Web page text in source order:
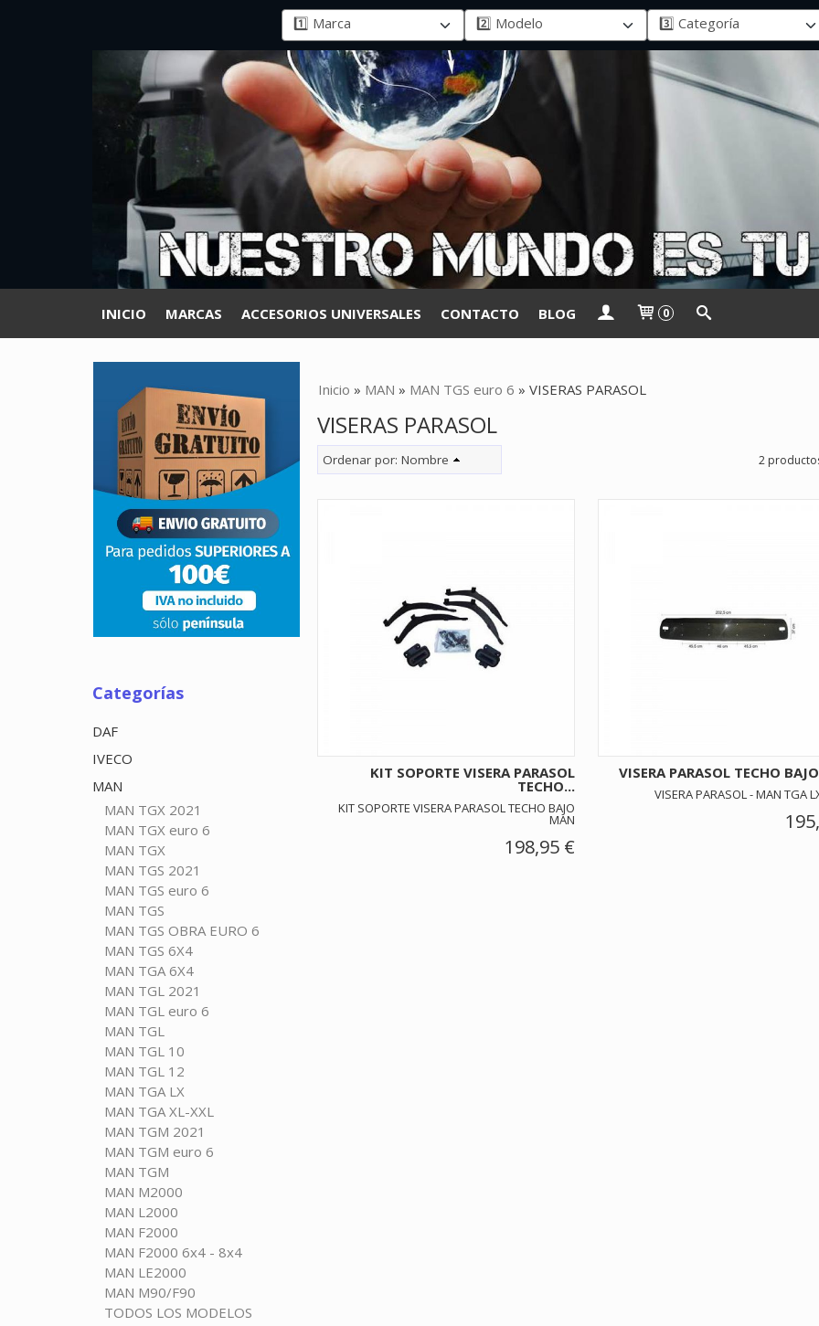
INICIO MARCAS ACCESORIOS UNIVERSALES CONTACTO BLOG 0
Categorías
DAF
IVECO
MAN
MAN TGX 2021
MAN TGX euro 6
MAN TGX
MAN TGS 2021
MAN TGS euro 6
MAN TGS
MAN TGS OBRA EURO 6
MAN TGS 6X4
MAN TGA 6X4
MAN TGL 2021
MAN TGL euro 6
MAN TGL
MAN TGL 10
MAN TGL 12
MAN TGA LX
MAN TGA XL-XXL
MAN TGM 2021
MAN TGM euro 6
MAN TGM
MAN M2000
MAN L2000
MAN F2000
MAN F2000 6x4 - 8x4
MAN LE2000
MAN M90/F90
TODOS LOS MODELOS
Inicio » MAN » MAN TGS euro 6 » VISERAS PARASOL
VISERAS PARASOL
Ordenar por: Nombre 2
KIT SOPORTE VISERA PARASOL
TECHO...
KIT SOPORTE VISERA PARASOL TECHO BAJO
MAN
198,95 €
VISERA PARASOL TECHO
VISERA PARASOL - MAN TGA